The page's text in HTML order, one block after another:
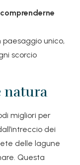
paesaggio unico,
scorcio
natura
migliori per
dei
delle lagune
Questa